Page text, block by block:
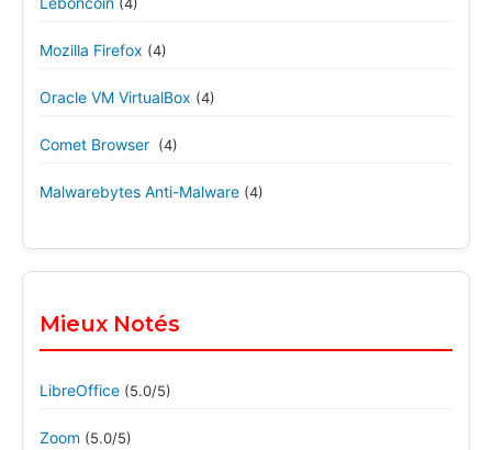
Mozilla Firefox (4)
Oracle VM VirtualBox (4)
Comet Browser (4)
Malwarebytes Anti-Malware (4)
Mieux Notés
LibreOffice (5.0/5)
Zoom (5.0/5)